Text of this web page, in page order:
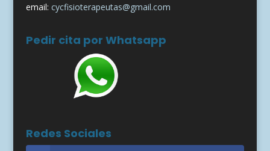
email: cycfisioterapeutas@gmail.com
Pedir cita por Whatsapp
Redes Sociales